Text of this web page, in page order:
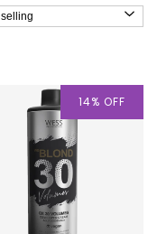
14% OFF